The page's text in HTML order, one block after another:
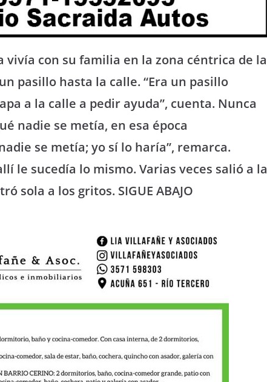
vivía con su familia en la zona céntrica de la
pasillo hasta la calle. “Era un pasillo
a la calle a pedir ayuda”, cuenta. Nunca
nadie se metía, en esa época
se metía; yo sí lo haría”, remarca.
le sucedía lo mismo. Varias veces salió a la
sola a los gritos. SIGUE ABAJO